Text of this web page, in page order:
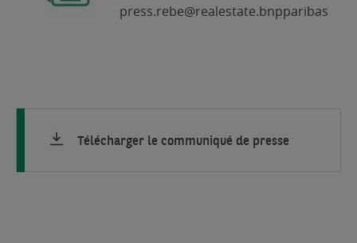
press.rebe@realestate.bnpparibas
Télécharger le communiqué de presse